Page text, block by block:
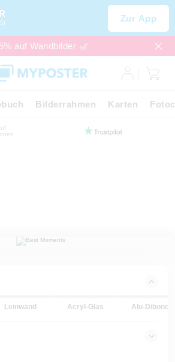
Zur App
auf Wandbilder 🎢
Bilderrahmen Karten
Leinwand Acryl-Glas Alu-Dibond